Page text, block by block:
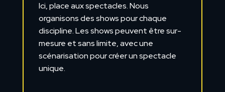
Ici, place aux spectacles. Nous
organisons des shows pour chaque
discipline. Les shows peuvent être sur-
mesure et sans limite, avec une
scénarisation pour créer un spectacle
unique.